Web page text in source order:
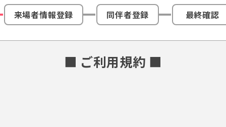
来場者情報登録 同伴者登録 最終確認
■ ご利用規約 ■